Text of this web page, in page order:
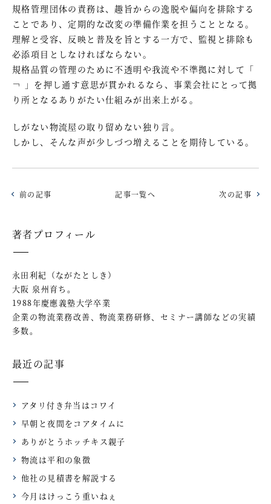
規格管理団体の責務は、趣旨からの逸脱や偏向を排除する
ことであり、定期的な改変の準備作業を担うこととなる。
理解と受容、反映と普及を旨とする一方で、監視と排除も
必添項目としなければならない。
規格品質の管理のために不透明や我流や不準拠に対して「
￢ 」を押し通す意思が貫かれるなら、事業会社にとって拠
り所となるありがたい仕組みが出来上がる。
しがない物流屋の取り留めない独り言。
しかし、そんな声が少しづつ増えることを期待している。
前の記事 記事一覧へ 次の記事
著者プロフィール
永田利紀（ながたとしき）
大阪 泉州育ち。
1988年慶應義塾大学卒業
企業の物流業務改善、物流業務研修、セミナー講師などの実績
多数。
最近の記事
アタリ付き弁当はコワイ
早朝と夜間をコアタイムに
ありがとうホッチキス親子
物流は平和の象徴
他社の見積書を解説する
今月はけっこう重いねぇ